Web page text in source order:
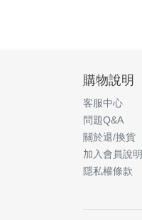
購物說明
客服中心
問題Q&A
關於退/換貨
加入會員說明
隱私權條款